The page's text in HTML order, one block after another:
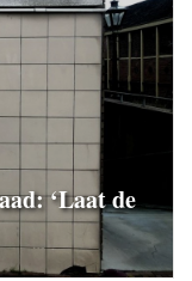
‘Laat de